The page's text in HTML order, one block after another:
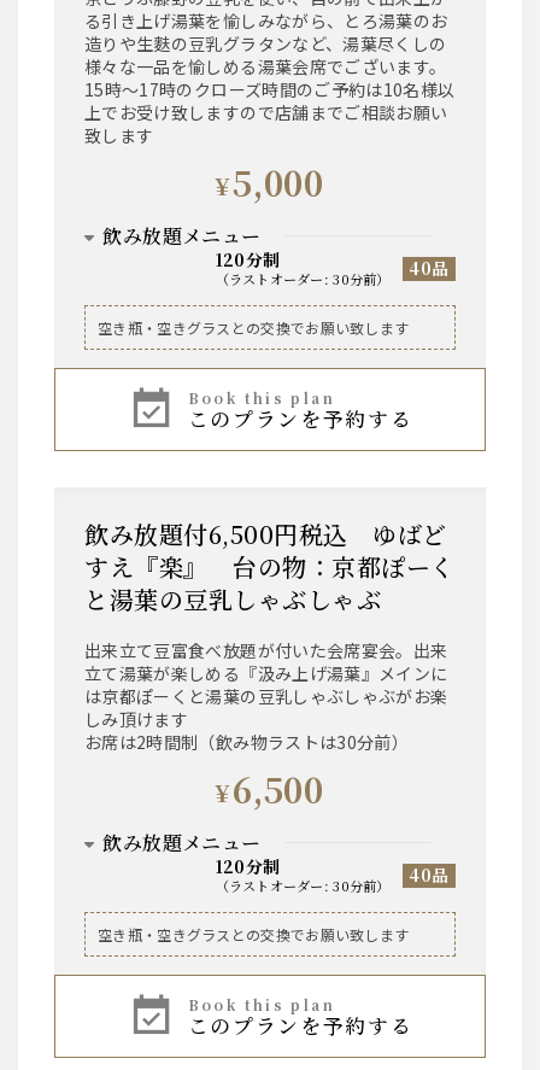
る引き上げ湯葉を愉しみながら、とろ湯葉のお
造りや生麩の豆乳グラタンなど、湯葉尽くしの
様々な一品を愉しめる湯葉会席でございます。
15時～17時のクローズ時間のご予約は10名様以
上でお受け致しますので店舗までご相談お願い
致します
¥5,000
飲み放題メニュー
120分制
（ ラストオーダー:30分前） 40品
ビール
ハイボール、焼酎芋・麦、レモンサワー、ワイン
空き瓶・空きグラスとの交換でお願い致します
book this plan
このプランを予約する
飲み放題付6,500円税込 ゆばど
すえ『楽』 台の物：京都ぽーく
と湯葉の豆乳しゃぶしゃぶ
出来立て豆富食べ放題が付いた会席宴会。出来
立て湯葉が楽しめる『汲み上げ湯葉』メインに
は京都ぽーくと湯葉の豆乳しゃぶしゃぶがお楽
しみ頂けます
お席は2時間制（飲み物ラストは30分前）
¥6,500
飲み放題メニュー
120分制
（ ラストオーダー:30分前） 40品
ビール
ハイボール、焼酎芋・麦、レモンサワー、ワイン
空き瓶・空きグラスとの交換でお願い致します
book this plan
このプランを予約する